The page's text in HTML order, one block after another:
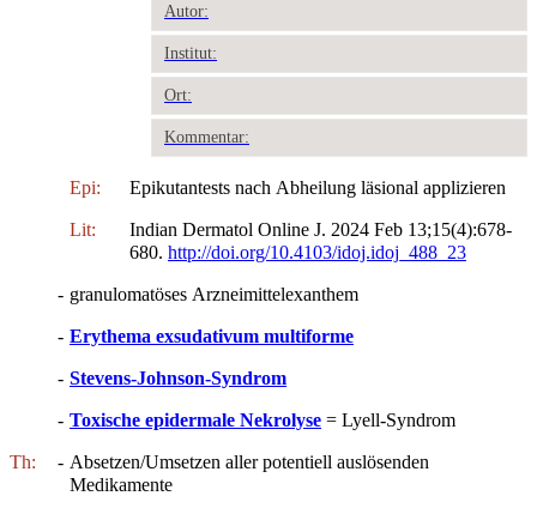
Autor:
Institut:
Ort:
Kommentar:
Epi: Epikutantests nach Abheilung läsional applizieren
Lit:
Indian Dermatol Online J. 2024 Feb 13;15(4):678-
680. http://doi.org/10.4103/idoj.idoj_488_23
- granulomatöses Arzneimittelexanthem
- Erythema exsudativum multiforme
- Stevens-Johnson-Syndrom
- Toxische epidermale Nekrolyse = Lyell-Syndrom
Th: - Absetzen/Umsetzen aller potentiell auslösenden
Medikamente